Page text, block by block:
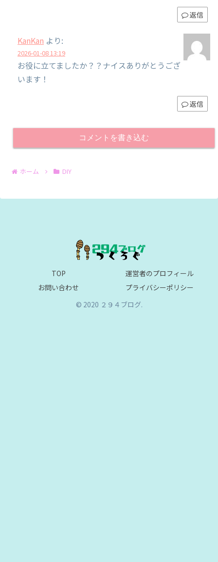
返信
KanKan より:
2026-01-08 13:19
お役に立てましたか？？ナイスありがとうござ
います！
返信
コメントを書き込む
ホーム DIY
TOP
運営者のプロフィール
お問い合わせ
プライバシーポリシー
© 2020 ２９４ブログ.